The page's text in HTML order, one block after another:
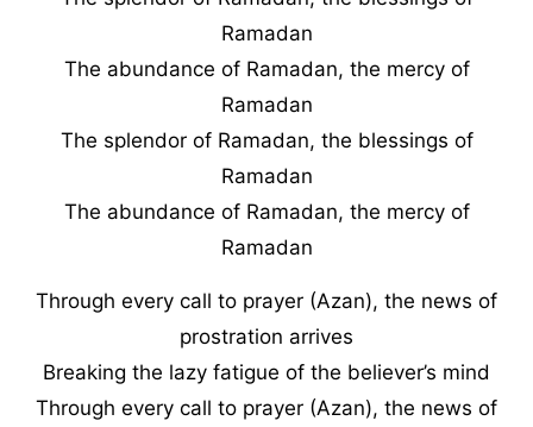
Ramadan
The abundance of Ramadan, the mercy of
Ramadan
The splendor of Ramadan, the blessings of
Ramadan
The abundance of Ramadan, the mercy of
Ramadan
Through every call to prayer (Azan), the news of
prostration arrives
Breaking the lazy fatigue of the believer’s mind
Through every call to prayer (Azan), the news of